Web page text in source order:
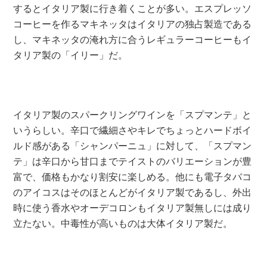
するとイタリア製に行き着くことが多い。エスプレッソ
コーヒーを作るマキネッタはイタリアの独占製造である
し、マキネッタの淹れ方に合うレギュラーコーヒーもイ
タリア製の「イリー」だ。
イタリア製のスパークリングワインを「スプマンテ」と
いうらしい。辛口で繊細さやキレでちょっとハードボイ
ルド感がある「シャンパーニュ」に対して、「スプマン
テ」は辛口から甘口までテイストのバリエーションが豊
富で、価格もかなり割安に楽しめる。他にも電子タバコ
のアイコスはそのほとんどがイタリア製であるし、外出
時に使う香水やオーデコロンもイタリア製無しには成り
立たない。中毒性が高いものは大体イタリア製だ。